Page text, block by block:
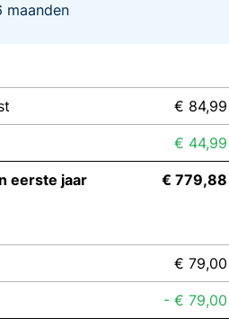
€ 84,99
€ 44,99
eerste jaar € 779,88
€ 79,00
- € 79,00